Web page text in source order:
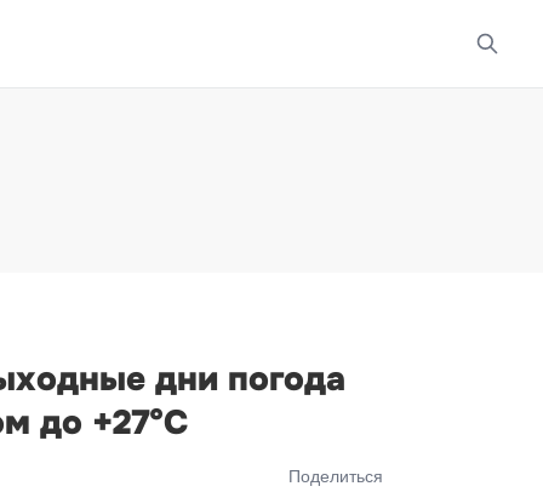
дни погода
до +27°С
Поделиться